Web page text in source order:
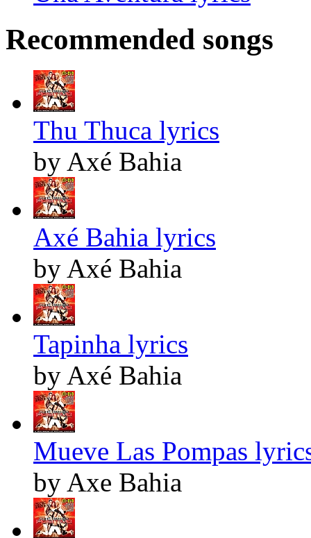
Recommended songs
Thu Thuca lyrics
by Axé Bahia
Axé Bahia lyrics
by Axé Bahia
Tapinha lyrics
by Axé Bahia
Mueve Las Pompas
by Axe Bahia